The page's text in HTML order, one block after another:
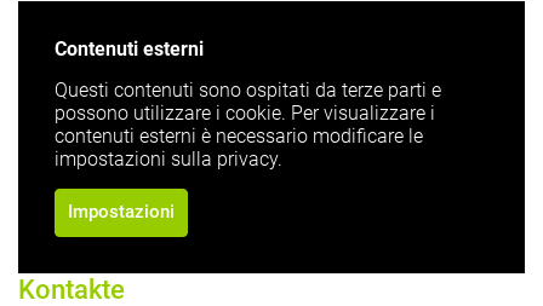
Contenuti esterni
Questi contenuti sono ospitati da terze parti e
possono utilizzare i cookie. Per visualizzare i
contenuti esterni è necessario modificare le
impostazioni sulla privacy.
Impostazioni
Kontakte